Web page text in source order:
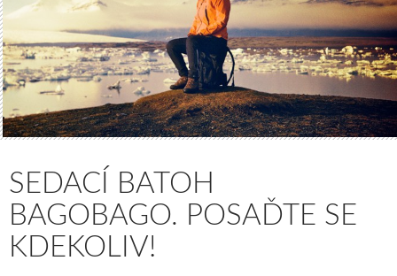
SEDACÍ BATOH
BAGOBAGO. POSAĎTE SE
KDEKOLIV!